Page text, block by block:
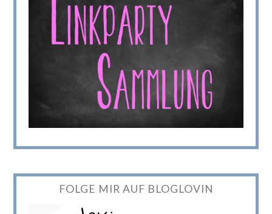
FOLGE MIR AUF BLOGLOVIN